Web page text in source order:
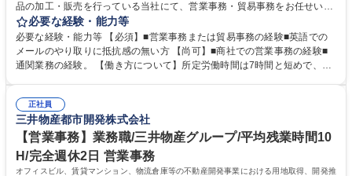
品の加工・販売を行っている当社にて、営業事務・貿易事務をお任せいた
します。営業社員のサポートポジションとして、受発注から海外工場との
調整まで幅広く対応し、当社事業の根幹を支えていただきます。 ■受発注
業務、請求書発行 ■海外工場とのスケジュール調整 ■在庫管理 ■輸入書類
の確認・作成 ■配送手配 ■通関業者を通して行う輸出入業全般 ■倉庫との
ルプロデュースしているため、商品に関わる全ての業務をサポート頂きま
す。 募集職種 東京都中央区【営業事務・貿易事務】食品商社/残業少なめ/
リモート等相談可
必要な経験・能力等
必要な経験・能力等 【必須】■営業事務または貿易事務の経験■英語での
メールのやり取りに抵抗感の無い方 【尚可】■商社での営業事務の経験■
通関業務の経験。 【働き方について】所定労働時間は7時間と短めで、残
の強み】1991年の設立以来、外食産業を中心としたお客様の多様なニー
ズに沿った冷凍水産物等の生産・輸入・販売を一貫して手掛けています。
自社工場と海外拠点の強固な連携によるワンストップサービスが最大の強
みです。 学歴・資格 学歴：大学院 大学 語学力：英語 資格：
正社員
三井物産都市開発株式会社
【営業事務】業務職/三井物産グループ/平均残業時間10
H/完全週休2日 営業事務
オフィスビル、賃貸マンション、物流倉庫等の不動産開発事業における用地取得、開発推